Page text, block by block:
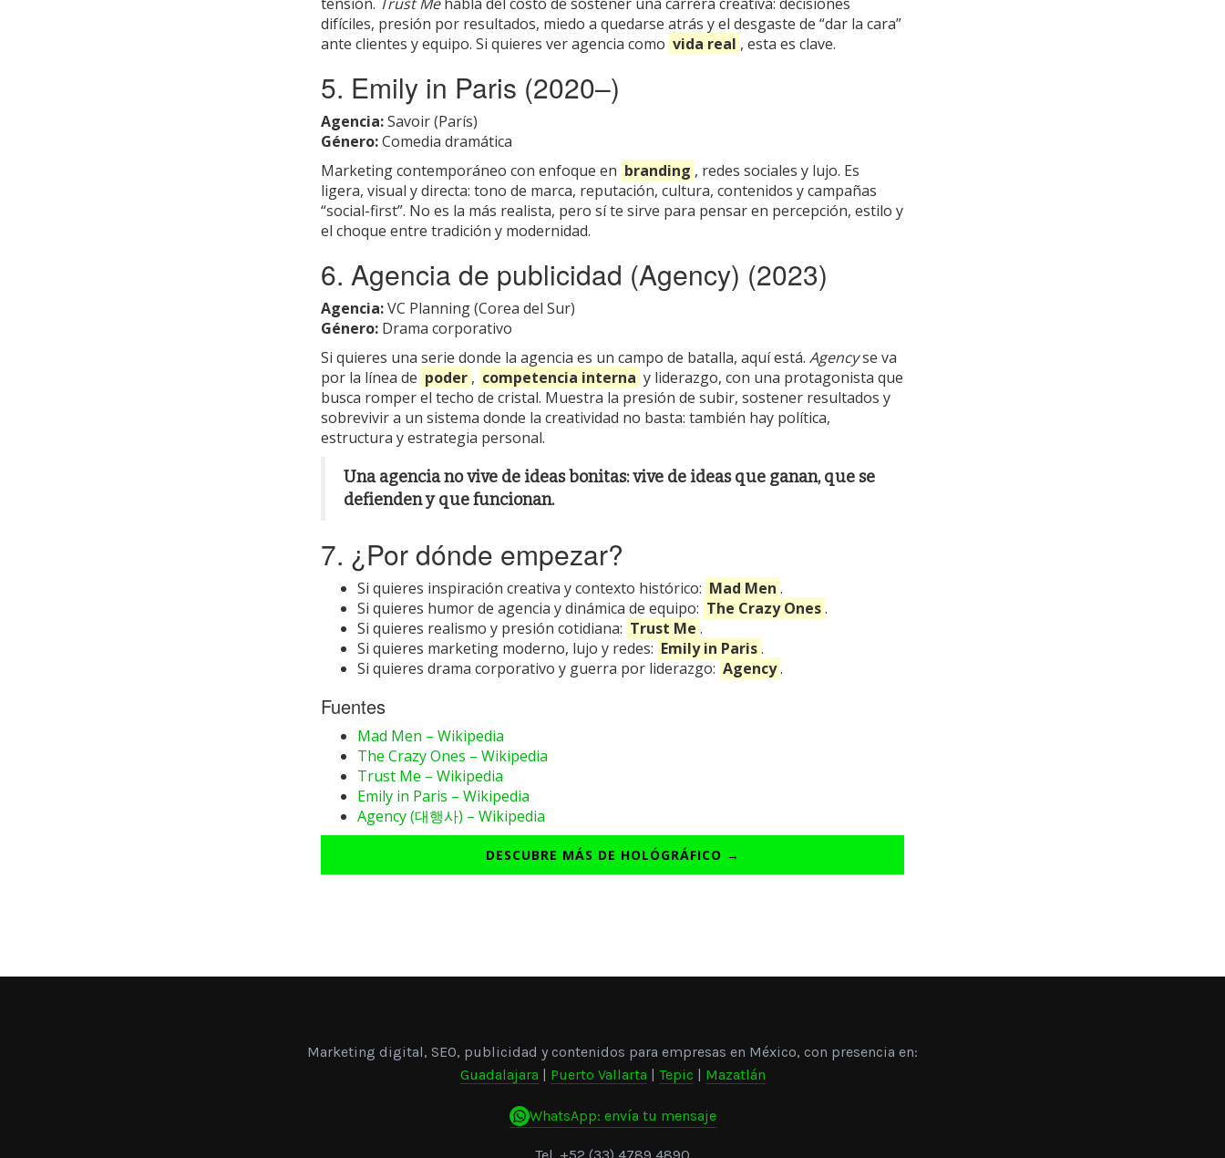
difíciles, presión por resultados, miedo a quedarse atrás y el desgaste de “dar la cara”
ante clientes y equipo. Si quieres ver agencia como vida real , esta es clave.
5. Emily in Paris (2020–)
Agencia:Savoir (París)
Género:Comedia dramática
Marketing contemporáneo con enfoque en branding , redes sociales y lujo. Es
ligera, visual y directa: tono de marca, reputación, cultura, contenidos y campañas
“social-first”. No es la más realista, pero sí te sirve para pensar en percepción, estilo y
el choque entre tradición y modernidad.
6. Agencia de publicidad (Agency) (2023)
Agencia:VC Planning (Corea del Sur)
Género: Drama corporativo
Si quieres una serie donde la agencia es un campo de batalla, aquí está. Agencyse va
por la línea de poder , competencia interna y liderazgo, con una protagonista que
busca romper el techo de cristal. Muestra la presión de subir, sostener resultados y
sobrevivir a un sistema donde la creatividad no basta: también hay política,
estructura y estrategia personal.
Una agencia no vive de ideas bonitas: vive de ideas que ganan, que se
defienden y que funcionan.
7. ¿Por dónde empezar?
Si quieres inspiración creativa y contexto histórico: Mad Men .
Si quieres humor de agencia y dinámica de equipo: The Crazy Ones.
Si quieres realismo y presión cotidiana: Trust Me .
Si quieres marketing moderno, lujo y redes: Emily in Paris.
Si quieres drama corporativo y guerra por liderazgo: Agency.
Fuentes
Mad Men – Wikipedia
The Crazy Ones – Wikipedia
Trust Me – Wikipedia
Emily in Paris – Wikipedia
Agency (대행사) – Wikipedia
DESCUBRE MÁS DE HOLÓGRÁFICO →
Marketing digital, SEO, publicidad y contenidos para empresas en México, con presencia en:
Guadalajara | Puerto Vallarta | Tepic | Mazatlán
WhatsApp: envía tu mensaje
Tel. +52 (33) 4789 4890